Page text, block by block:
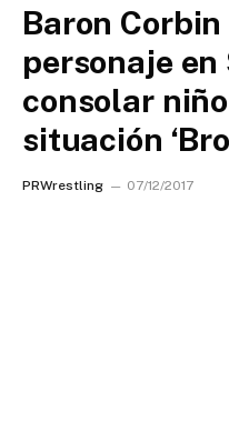
Baron
personaje en
consolar
situación
PRWrestling 07/12/2017